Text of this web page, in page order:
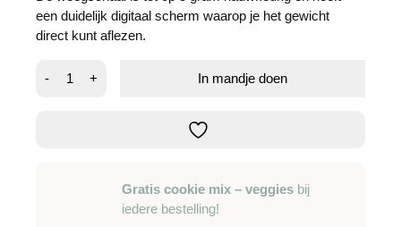
een duidelijk digitaal scherm waarop je het gewicht
direct kunt aflezen.
-
knaagdierweegschaal
+ In mandje doen
Gratis cookie mix – veggies bij
iedere bestelling!